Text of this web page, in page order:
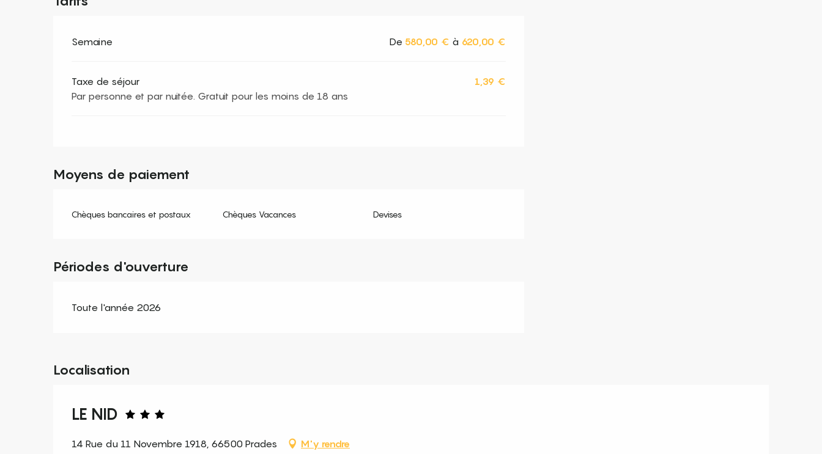
Semaine De 580,00 € à 620,00 €
Taxe de séjour
Par personne et par nuitée. Gratuit pour les moins de 18 ans
1,39 €
Moyens de paiement
Chèques bancaires et postaux Chèques Vacances Devises
Périodes d'ouverture
Toute l'année 2026
Localisation
LE NID
14 Rue du 11 Novembre 1918, 66500 Prades M'y rendre